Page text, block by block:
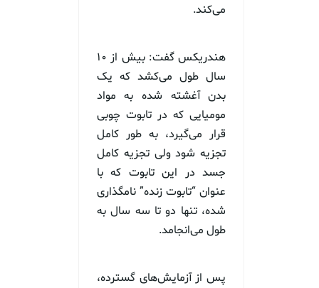
می‌کند.
هندریکس گفت: بیش از ۱۰
سال طول می‌کشد که یک
بدن آغشته شده به مواد
مومیایی که در تابوت چوبی
قرار می‌گیرد، به طور کامل
تجزیه شود ولی تجزیه کامل
جسد در این تابوت که با
عنوان “تابوت زنده” نامگذاری
شده، تنها دو تا سه سال به
طول می‌انجامد.
پس‌ از آزمایش‌های گسترده،